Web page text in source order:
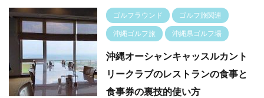
ゴルフラウンド ゴルフ旅関連
沖縄ゴルフ旅 沖縄県ゴルフ場
沖縄オーシャンキャッスルカント
リークラブのレストランの食事と
食事券の裏技的使い方